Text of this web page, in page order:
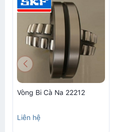
Vòng Bi Cà Na 22212
Liên hệ